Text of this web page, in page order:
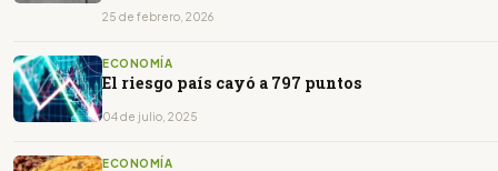
25 de febrero, 2026
ECONOMÍA
El riesgo país cayó a 797 puntos
04 de julio, 2025
ECONOMÍA